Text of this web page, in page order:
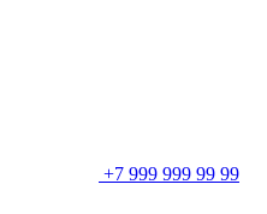
+7 999 999 99 99